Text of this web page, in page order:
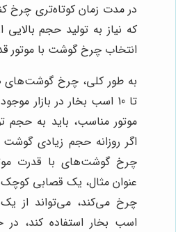
در مدت زمان کوتاه‌تری چرخ
که نیاز به تولید حجم بالایی
انتخاب چرخ گوشت با موتور
تا 10 اسب بخار در بازار
موتور مناسب، باید به حجم
اگر روزانه حجم زیادی
چرخ گوشت‌های با قدرت
اسب بخار استفاده کند، در